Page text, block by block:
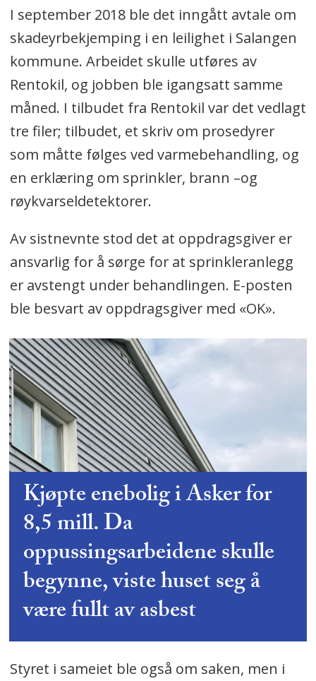
I september 2018 ble det inngått avtale om
skadeyrbekjemping i en leilighet i Salangen
kommune. Arbeidet skulle utføres av
Rentokil, og jobben ble igangsatt samme
måned. I tilbudet fra Rentokil var det vedlagt
tre filer; tilbudet, et skriv om prosedyrer
som måtte følges ved varmebehandling, og
en erklæring om sprinkler, brann –og
røykvarseldetektorer.
Av sistnevnte stod det at oppdragsgiver er
ansvarlig for å sørge for at sprinkleranlegg
er avstengt under behandlingen. E-posten
ble besvart av oppdragsgiver med «OK».
Kjøpte enebolig i Asker for
8,5 mill. Da
oppussingsarbeidene skulle
begynne, viste huset seg å
være fullt av asbest
Styret i sameiet ble også om saken, men i